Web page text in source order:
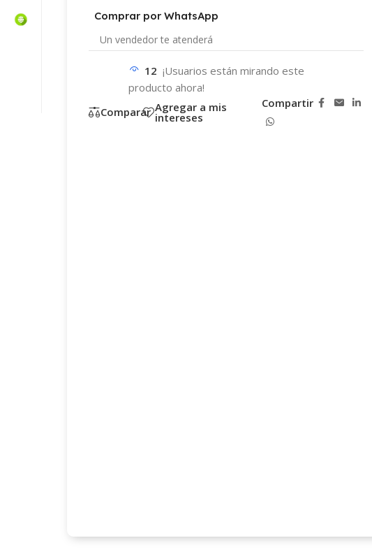
Comprar por WhatsApp
Un vendedor te atenderá
8
¡Usuarios están mirando este
producto ahora!
Comparar Agregar a mis
intereses
Compartir